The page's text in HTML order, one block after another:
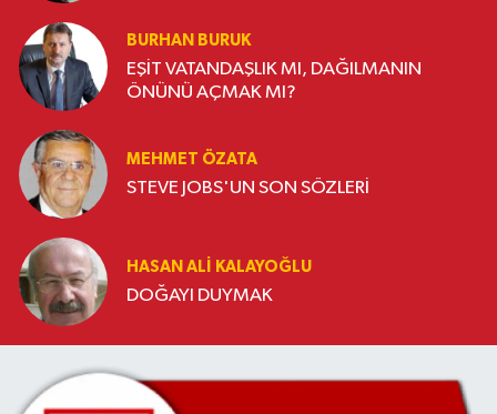
BURHAN BURUK
EŞİT VATANDAŞLIK MI, DAĞILMANIN
ÖNÜNÜ AÇMAK MI?
MEHMET ÖZATA
STEVE JOBS'UN SON SÖZLERİ
HASAN ALI KALAYOĞLU
DOĞAYI DUYMAK